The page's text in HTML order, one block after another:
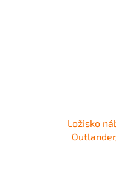
Ložisko